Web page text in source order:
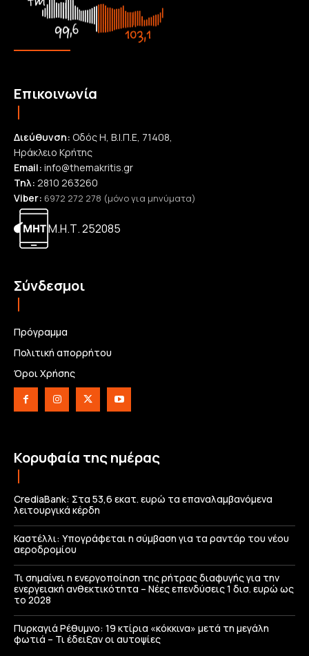
Επικοινωνία
Διεύθυνση: Οδός Η, Β.Ι.Π.Ε, 71408,
Ηράκλειο Κρήτης
Email: info@themakritis.gr
Τηλ: 2810 263260
Viber: 6972 272 278 (μόνο για μηνύματα)
Μ.Η.Τ. 252085
Σύνδεσμοι
Πρόγραμμα
Πολιτική απορρήτου
Όροι Χρήσης
Κορυφαία της ημέρας
CrediaBank: Στα 53,6 εκατ. ευρώ τα επαναλαμβανόμενα
λειτουργικά κέρδη
Καστέλλι: Υπογράφεται η σύμβαση για τα ραντάρ του νέου
αεροδρομίου
Τι σημαίνει η ενεργοποίηση της ρήτρας διαφυγής για την
ενεργειακή ανθεκτικότητα – Νέες επενδύσεις 1 δισ. ευρώ ως
το 2028
Πυρκαγιά Ρέθυμνο: 19 κτίρια «κόκκινα» μετά τη μεγάλη
φωτιά – Τι έδειξαν οι αυτοψίες